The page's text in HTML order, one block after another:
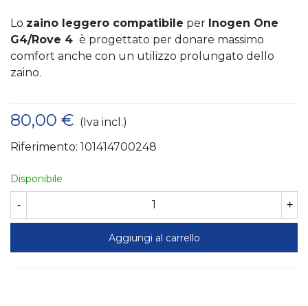
Lo zaino leggero compatibile per Inogen One
G4/Rove 4 è progettato per donare massimo
comfort anche con un utilizzo prolungato dello
zaino.
80,00 € (Iva incl.)
Riferimento: 101414700248
Disponibile
- +
Aggiungi al carrello